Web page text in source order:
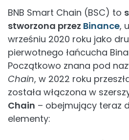
BNB Smart Chain (BSC) to
stworzona przez Binance,
wrześniu 2020 roku jako
pierwotnego łańcucha
Początkowo znana pod
Chain, w 2022 roku
została włączona w
Chain – obejmujący teraz
elementy: